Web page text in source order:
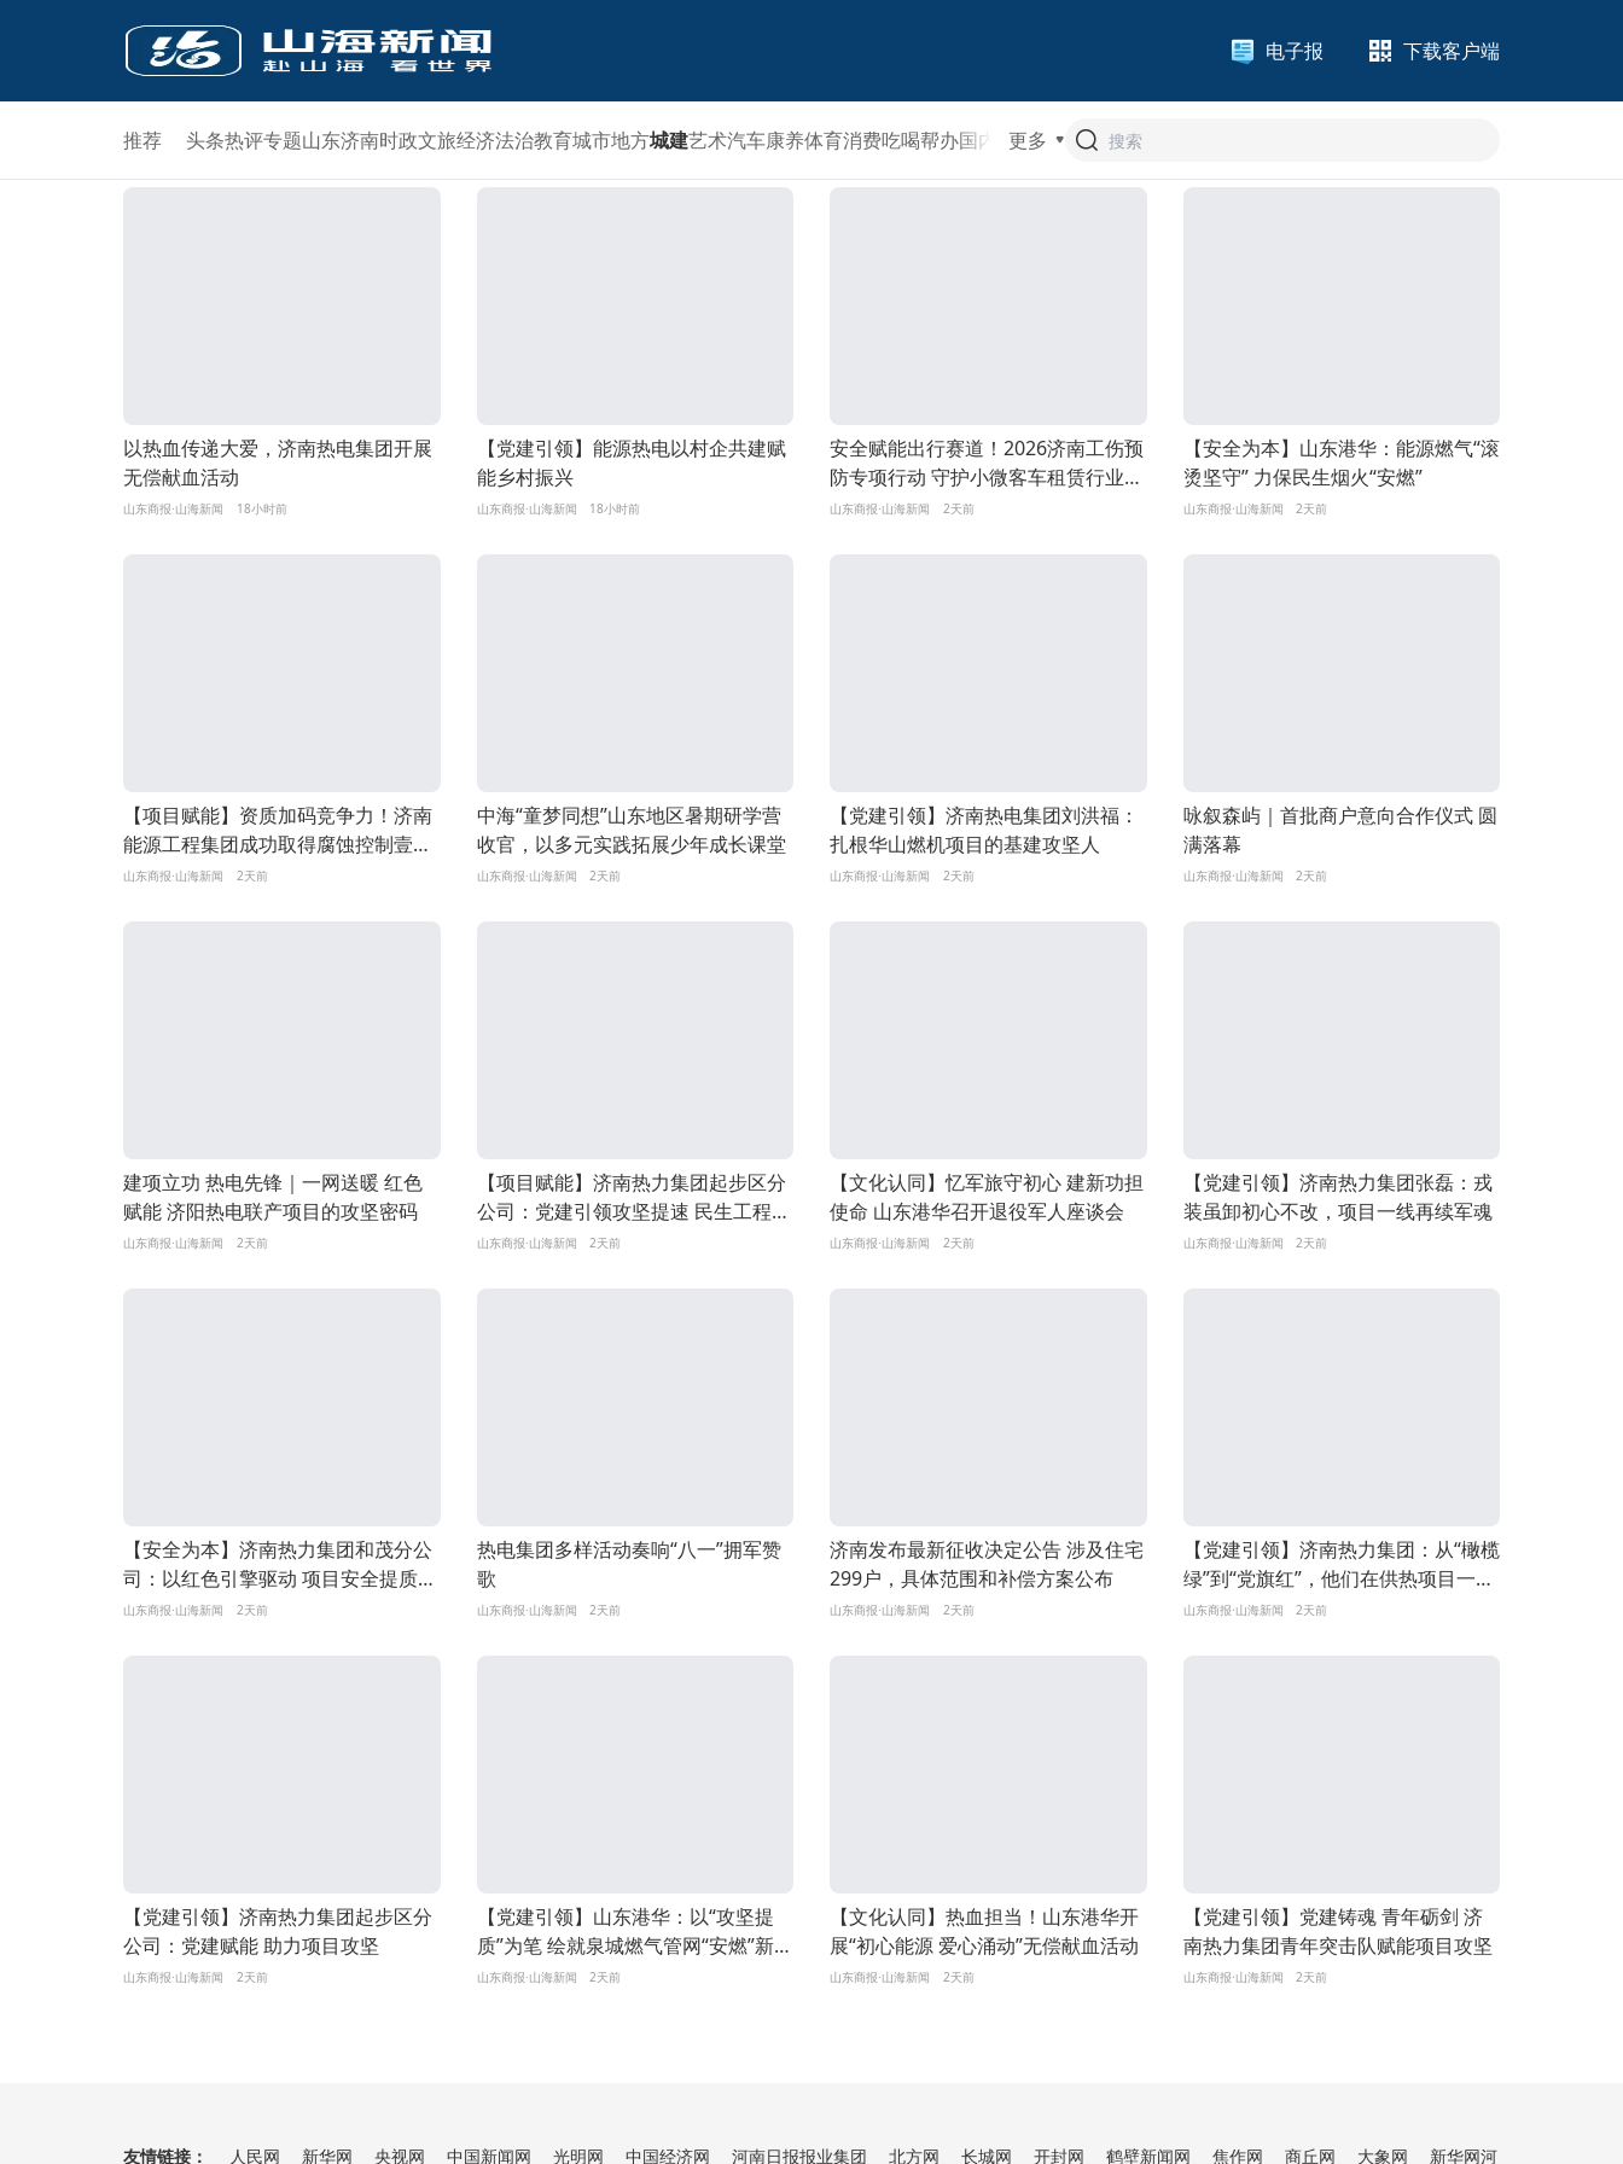
电子报 下载客户端
推荐 头条热评专题山东济南时政文旅经济法治教育城市地方城建艺术汽车康养体育消费吃喝帮办国内 国际山海号
更多
以热血传递大爱，济南热电集团开展
无偿献血活动
山东商报·山海新闻 18小时前
【党建引领】能源热电以村企共建赋
能乡村振兴
山东商报·山海新闻 18小时前
安全赋能出行赛道！2026济南工伤预
防专项行动 守护小微客车租赁行业一
线从业者
山东商报·山海新闻 2天前
【安全为本】山东港华：能源燃气“滚
烫坚守” 力保民生烟火“安燃”
山东商报·山海新闻 2天前
【项目赋能】资质加码竞争力！济南
能源工程集团成功取得腐蚀控制壹级
资质、专业安全资质
山东商报·山海新闻 2天前
中海“童梦同想”山东地区暑期研学营
收官，以多元实践拓展少年成长课堂
山东商报·山海新闻 2天前
【党建引领】济南热电集团刘洪福：
扎根华山燃机项目的基建攻坚人
山东商报·山海新闻 2天前
咏叙森屿｜首批商户意向合作仪式 圆
满落幕
山东商报·山海新闻 2天前
建项立功 热电先锋｜一网送暖 红色
赋能 济阳热电联产项目的攻坚密码
山东商报·山海新闻 2天前
【项目赋能】济南热力集团起步区分
公司：党建引领攻坚提速 民生工程跑
出“加速度”
山东商报·山海新闻 2天前
【文化认同】忆军旅守初心 建新功担
使命 山东港华召开退役军人座谈会
山东商报·山海新闻 2天前
【党建引领】济南热力集团张磊：戎
装虽卸初心不改，项目一线再续军魂
山东商报·山海新闻 2天前
【安全为本】济南热力集团和茂分公
司：以红色引擎驱动 项目安全提质增
效
山东商报·山海新闻 2天前
热电集团多样活动奏响“八一”拥军赞
歌
山东商报·山海新闻 2天前
济南发布最新征收决定公告 涉及住宅
299户，具体范围和补偿方案公布
山东商报·山海新闻 2天前
【党建引领】济南热力集团：从“橄榄
绿”到“党旗红”，他们在供热项目一线
续写荣光
山东商报·山海新闻 2天前
【党建引领】济南热力集团起步区分
公司：党建赋能 助力项目攻坚
山东商报·山海新闻 2天前
【党建引领】山东港华：以“攻坚提
质”为笔 绘就泉城燃气管网“安燃”新图
景
山东商报·山海新闻 2天前
【文化认同】热血担当！山东港华开
展“初心能源 爱心涌动”无偿献血活动
山东商报·山海新闻 2天前
【党建引领】党建铸魂 青年砺剑 济
南热力集团青年突击队赋能项目攻坚
山东商报·山海新闻 2天前
友情链接： 人民网 新华网 央视网 中国新闻网 光明网 中国经济网 河南日报报业集团 北方网 长城网 开封网 鹤壁新闻网 焦作网 商丘网 大象网 新华网河